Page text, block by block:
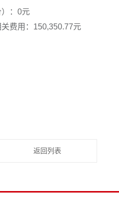
：0元
费用：150,350.77元
返回列表